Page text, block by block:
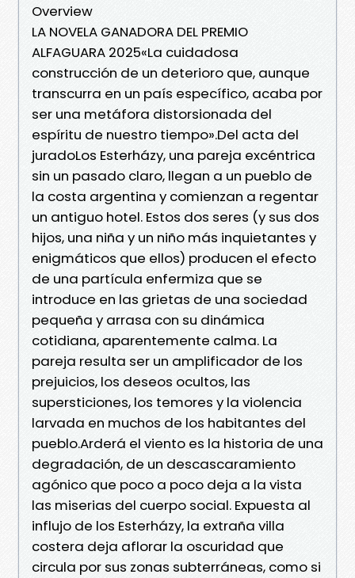
Overview
LA NOVELA GANADORA DEL PREMIO
ALFAGUARA 2025«La cuidadosa
construcción de un deterioro que, aunque
transcurra en un país específico, acaba por
ser una metáfora distorsionada del
espíritu de nuestro tiempo».Del acta del
juradoLos Esterházy, una pareja excéntrica
sin un pasado claro, llegan a un pueblo de
la costa argentina y comienzan a regentar
un antiguo hotel. Estos dos seres (y sus dos
hijos, una niña y un niño más inquietantes y
enigmáticos que ellos) producen el efecto
de una partícula enfermiza que se
introduce en las grietas de una sociedad
pequeña y arrasa con su dinámica
cotidiana, aparentemente calma. La
pareja resulta ser un amplificador de los
prejuicios, los deseos ocultos, las
supersticiones, los temores y la violencia
larvada en muchos de los habitantes del
pueblo.Arderá el viento es la historia de una
degradación, de un descascaramiento
agónico que poco a poco deja a la vista
las miserias del cuerpo social. Expuesta al
influjo de los Esterházy, la extraña villa
costera deja aflorar la oscuridad que
circula por sus zonas subterráneas, como si